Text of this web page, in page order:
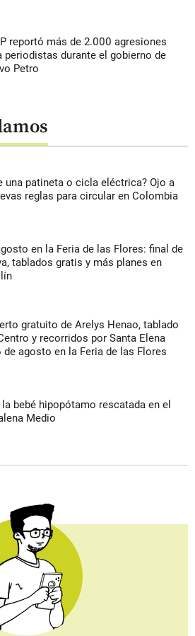
reportó más de 2.000 agresiones
periodistas durante el gobierno de
Petro
una patineta o cicla eléctrica? Ojo a
reglas para circular en Colombia
en la Feria de las Flores: final de
tablados gratis y más planes en
gratuito de Arelys Henao, tablado
y recorridos por Santa Elena
de agosto en la Feria de las Flores
bebé hipopótamo rescatada en el
Medio